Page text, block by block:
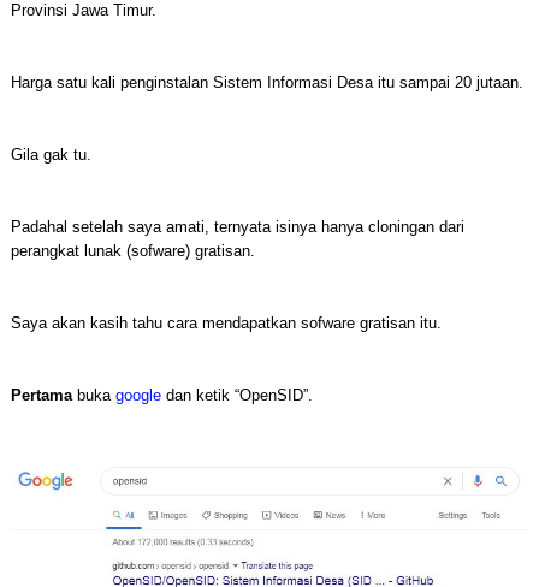
Provinsi Jawa Timur.
Harga satu kali penginstalan Sistem Informasi Desa itu sampai 20 jutaan.
Gila gak tu.
Padahal setelah saya amati, ternyata isinya hanya cloningan dari
perangkat lunak (sofware) gratisan.
Saya akan kasih tahu cara mendapatkan sofware gratisan itu.
Pertamabuka googledan ketik “OpenSID”.